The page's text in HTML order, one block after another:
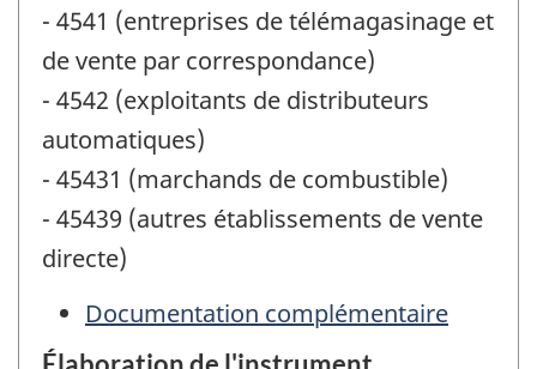
- 4541 (entreprises de télémagasinage et
de vente par correspondance)
- 4542 (exploitants de distributeurs
automatiques)
- 45431 (marchands de combustible)
- 45439 (autres établissements de vente
directe)
Documentation complémentaire